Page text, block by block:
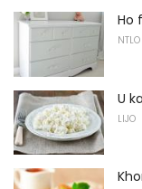
Ho
NTLO
U
LIJO